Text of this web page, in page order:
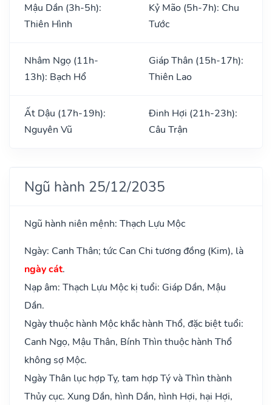
Mậu Dần (3h-5h):
Thiên Hình
Kỷ Mão (5h-7h): Chu
Tước
Nhâm Ngọ (11h-
13h): Bạch Hổ
Giáp Thân (15h-17h):
Thiên Lao
Ất Dậu (17h-19h):
Nguyên Vũ
Đinh Hợi (21h-23h):
Câu Trận
Ngũ hành 25/12/2035
Ngũ hành niên mệnh: Thạch Lựu Mộc
Ngày: Canh Thân; tức Can Chi tương đồng (Kim), là
ngày cát.
Nạp âm: Thạch Lựu Mộc kị tuổi: Giáp Dần, Mậu
Dần.
Ngày thuộc hành Mộc khắc hành Thổ, đặc biệt tuổi:
Canh Ngọ, Mậu Thân, Bính Thìn thuộc hành Thổ
không sợ Mộc.
Ngày Thân lục hợp Tỵ, tam hợp Tý và Thìn thành
Thủy cục. Xung Dần, hình Dần, hình Hợi, hại Hợi,